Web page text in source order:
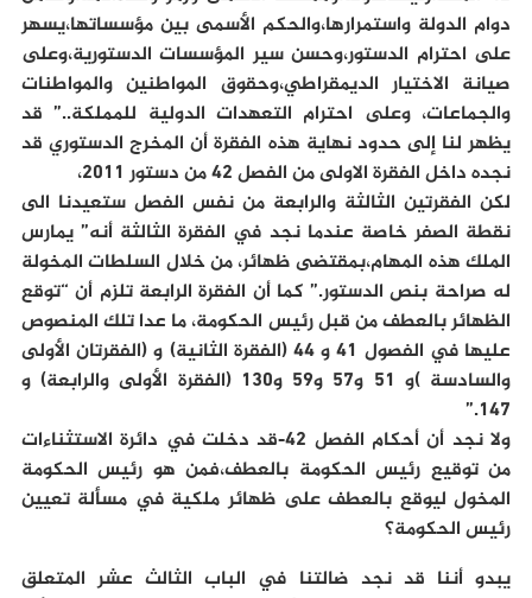
دوام الدولة واستمرارها،والحكم الأسمى بين مؤسساتها،يسهر
على احترام الدستور،وحسن سير المؤسسات الدستورية،وعلى
صيانة الاختيار الديمقراطي،وحقوق المواطنين والمواطنات
والجماعات، وعلى احترام التعهدات الدولية للمملكة..” قد
يظهر لنا إلى حدود نهاية هذه الفقرة أن المخرج الدستوري قد
نجده داخل الفقرة الاولى من الفصل 42 من دستور 2011،
لكن الفقرتين الثالثة والرابعة من نفس الفصل ستعيدنا الى
نقطة الصفر خاصة عندما نجد في الفقرة الثالثة أنه” يمارس
الملك هذه المهام،بمقتضى ظهائر، من خلال السلطات المخولة
له صراحة بنص الدستور.” كما أن الفقرة الرابعة تلزم أن “توقع
الظهائر بالعطف من قبل رئيس الحكومة، ما عدا تلك المنصوص
عليها في الفصول 41 و 44 (الفقرة الثانية) و (الفقرتان الأولى
والسادسة )و 51 و57 و59 و130 (الفقرة الأولى والرابعة) و
147.”
ولا نجد أن أحكام الفصل 42-قد دخلت في دائرة الاستثناءات
من توقيع رئيس الحكومة بالعطف،فمن هو رئيس الحكومة
المخول ليوقع بالعطف على ظهائر ملكية في مسألة تعيين
رئيس الحكومة؟
يبدو أننا قد نجد ضالتنا في الباب الثالث عشر المتعلق